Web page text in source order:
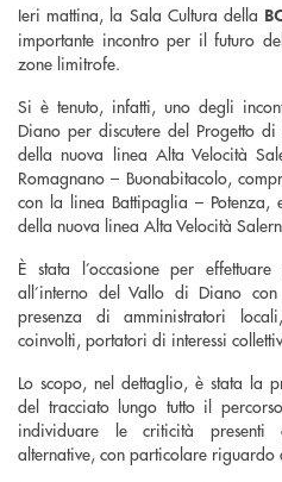
Ieri mattina, la Sala Cultura della
importante incontro per il futuro
zone limitrofe.
Si è tenuto, infatti, uno degli
Diano per discutere del Progetto
della nuova linea Alta Velocità
Romagnano – Buonabitacolo,
con la linea Battipaglia – Potenza,
della nuova linea Alta Velocità
È stata l’occasione per
all’interno del Vallo di Diano
presenza di amministratori
coinvolti, portatori di interessi
Lo scopo, nel dettaglio, è stata la
del tracciato lungo tutto il
individuare le criticità presenti
alternative, con particolare riguardo